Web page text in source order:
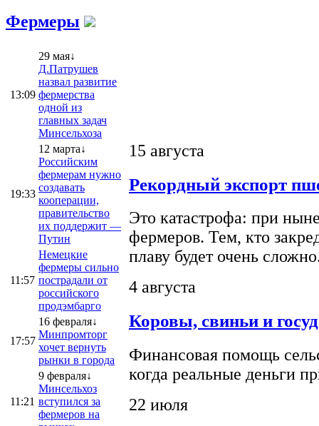
Фермеры
13:09
29 мая↓
Д.Патрушев
назвал развитие
фермерства
одной из
главных задач
Минсельхоза
19:33
12 марта↓
Российским
фермерам нужно
создавать
кооперации,
правительство
их поддержит —
Путин
11:57
Немецкие
фермеры сильно
пострадали от
российского
продэмбарго
17:57
16 февраля↓
Минпромторг
хочет вернуть
рынки в города
11:21
9 февраля↓
Минсельхоз
вступился за
фермеров на
15 августа
Рекордный экспорт
Это катастрофа: при
фермеров. Тем, кто
плаву будет очень
4 августа
Коровы, свиньи и
Финансовая помощь
когда реальные деньги
22 июля